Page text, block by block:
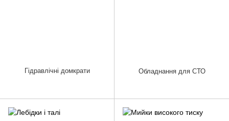
Гідравлічні домкрати Обладнання для СТО